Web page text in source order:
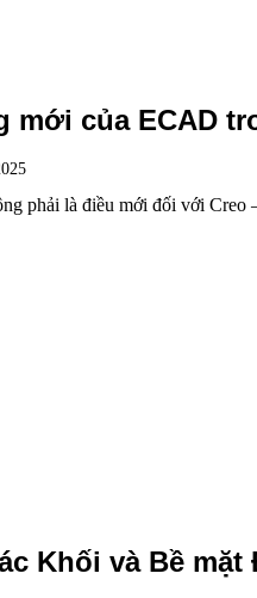
mới của ECAD
phải là điều mới đối với
Khối và Bề